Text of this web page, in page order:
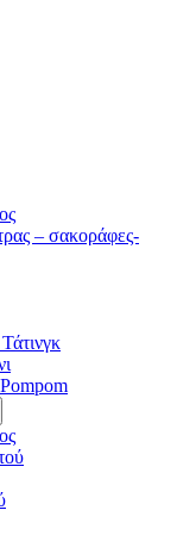
– σακοράφες-